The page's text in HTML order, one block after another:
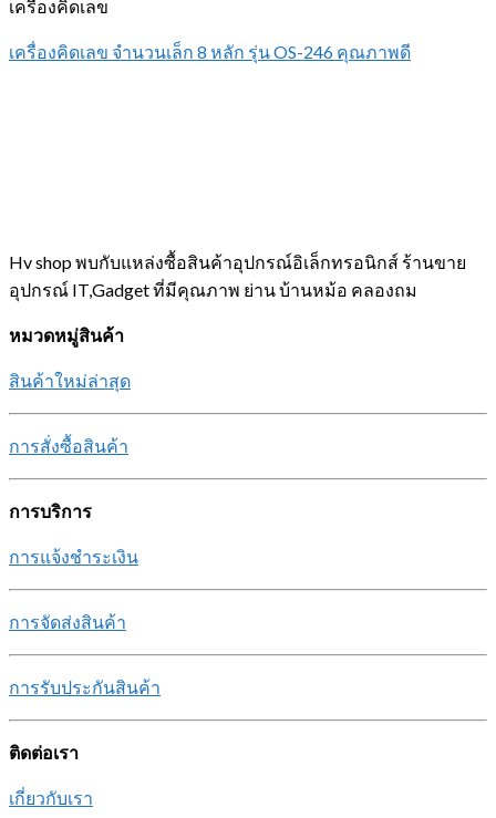
เครื่องคิดเลข
เครื่องคิดเลข จำนวนเล็ก 8 หลัก รุ่น OS-246 คุณภาพดี
Hv shop พบกับแหล่งซื้อสินค้าอุปกรณ์อิเล็กทรอนิกส์ ร้านขาย
อุปกรณ์ IT,Gadget ที่มีคุณภาพ ย่าน บ้านหม้อ คลองถม
หมวดหมู่สินค้า
สินค้าใหม่ล่าสุด
การสั่งซื้อสินค้า
การบริการ
การแจ้งชำระเงิน
การจัดส่งสินค้า
การรับประกันสินค้า
ติดต่อเรา
เกี่ยวกับเรา